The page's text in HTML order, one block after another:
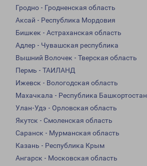
Гродно - Гродненская область
Аксай - Республика Мордовия
Бишкек - Астраханская область
Адлер - Чувашская республика
Вышний Волочек - Тверская область
Пермь - ТАИЛАНД
Ижевск - Вологодская область
Махачкала - Республика Башкортостан
Улан-Удэ - Орловская область
Якутск - Смоленская область
Саранск - Мурманская область
Казань - Республика Крым
Ангарск - Московская область